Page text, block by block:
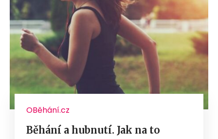
OBěhání.cz
Běhání a hubnutí. Jak na to